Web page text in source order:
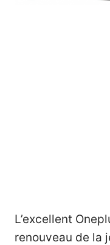
L’excellent
renouveau de la